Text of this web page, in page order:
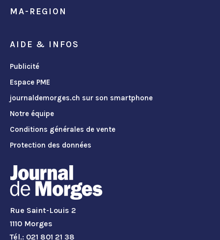
MA-REGION
AIDE & INFOS
Publicité
Espace PME
journaldemorges.ch sur son smartphone
Notre équipe
Conditions générales de vente
Protection des données
Rue Saint-Louis 2
1110 Morges
Tél.: 021 801 21 38